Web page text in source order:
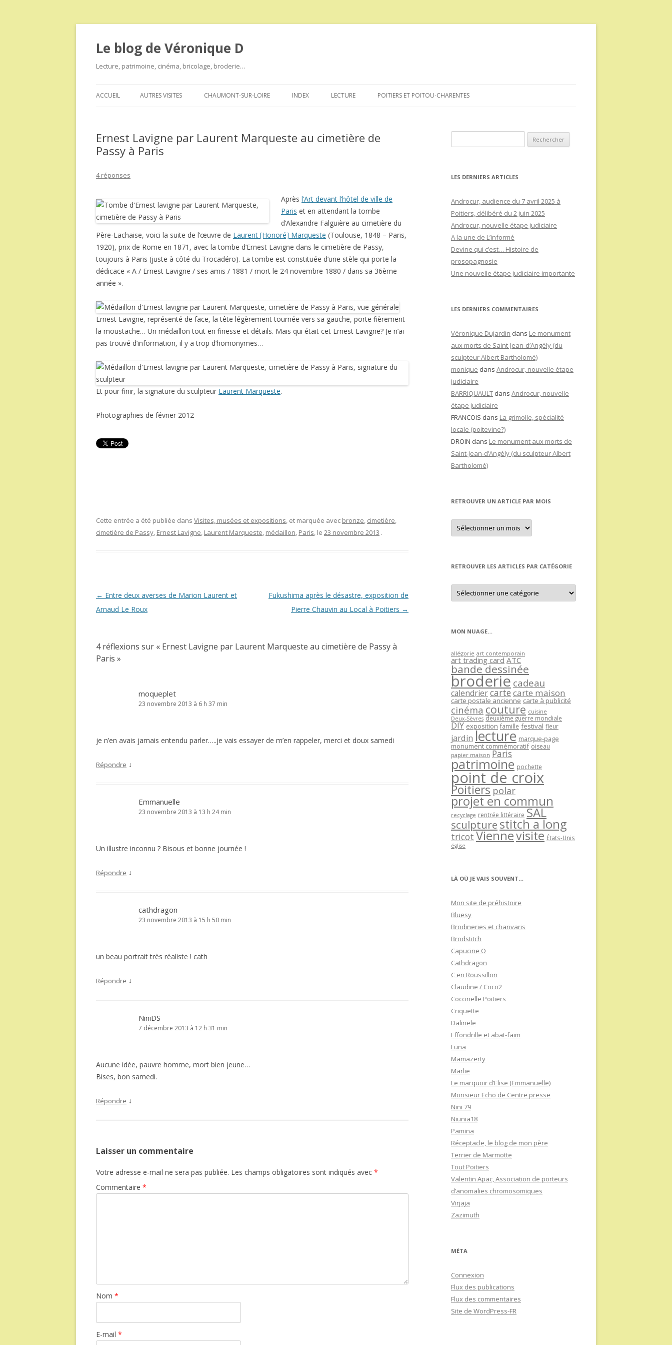
Le blog de Véronique D
Lecture, patrimoine, cinéma, bricolage, broderie…
au
ACCUEIL AUTRES VISITES CHAUMONT-SUR-LOIRE INDEX LECTURE POITIERS ET POITOU-CHARENTES
Ernest Lavigne par Laurent Marqueste au cimetière de
Passy à Paris
4 réponses
Après l’Art devant l’hôtel de ville de
Paris et en attendant la tombe
d’Alexandre Falguière au cimetière du
Père-Lachaise, voici la suite de l’œuvre de Laurent [Honoré] Marqueste (Toulouse, 1848 – Paris,
1920), prix de Rome en 1871, avec la tombe d’Ernest Lavigne dans le cimetière de Passy,
toujours à Paris (juste à côté du Trocadéro). La tombe est constituée d’une stèle qui porte la
dédicace « A / Ernest Lavigne / ses amis / 1881 / mort le 24 novembre 1880 / dans sa 36ème
année ».
Ernest Lavigne, représenté de face, la tête légèrement tournée vers sa gauche, porte fièrement
la moustache… Un médaillon tout en finesse et détails. Mais qui était cet Ernest Lavigne? Je n’ai
pas trouvé d’information, il y a trop d’homonymes…
Et pour finir, la signature du sculpteur Laurent Marqueste.
Photographies de février 2012
Cette entrée a été publiée dans Visites, musées et expositions, et marquée avec bronze, cimetière,
cimetière de Passy, Ernest Lavigne, Laurent Marqueste, médaillon, Paris, le 23 novembre 2013 .
Navigation
des
← Entre deux averses de Marion Laurent et
Arnaud Le Roux
Fukushima après le désastre, exposition de
Pierre Chauvin au Local à Poitiers →
4 réflexions sur « Ernest Lavigne par Laurent Marqueste au cimetière de Passy à
Paris »
moqueplet
23 novembre 2013 à 6 h 37 min
je n’en avais jamais entendu parler…..je vais essayer de m’en rappeler, merci et doux samedi
Répondre ↓
Emmanuelle
23 novembre 2013 à 13 h 24 min
Un illustre inconnu ? Bisous et bonne journée !
Répondre ↓
cathdragon
23 novembre 2013 à 15 h 50 min
un beau portrait très réaliste ! cath
Répondre ↓
NiniDS
7 décembre 2013 à 12 h 31 min
Aucune idée, pauvre homme, mort bien jeune…
Bises, bon samedi.
Répondre ↓
Laisser un commentaire
Votre adresse e-mail ne sera pas publiée. Les champs obligatoires sont indiqués avec *
Commentaire *
Nom *
E-mail *
LES DERNIERS ARTICLES
Androcur, audience du 7 avril 2025 à
Poitiers, délibéré du 2 juin 2025
Androcur, nouvelle étape judiciaire
A la une de L’informé
Devine qui c’est… Histoire de
prosopagnosie
Une nouvelle étape judiciaire importante
LES DERNIERS COMMENTAIRES
Véronique Dujardin dans Le monument
aux morts de Saint-Jean-d’Angély (du
sculpteur Albert Bartholomé)
monique dans Androcur, nouvelle étape
judiciaire
BARRIQUAULT dans Androcur, nouvelle
étape judiciaire
FRANCOIS dans La grimolle, spécialité
locale (poitevine?)
DROIN dans Le monument aux morts de
Saint-Jean-d’Angély (du sculpteur Albert
Bartholomé)
RETROUVER UN ARTICLE PAR MOIS
Retrouver
un
article
RETROUVER LES ARTICLES PAR CATÉGORIE
Retrouver
les
articles
MON NUAGE…
allégorie art contemporain
art trading card ATC
bande dessinée
broderie cadeau
calendriercartecarte maison
carte postale ancienne carte à publicité
cinéma couture cuisine
Deux-Sèvres deuxième guerre mondiale
DIY exposition famille festival fleur
jardin lecture marque-page
monument commémoratif oiseau
papier maison Paris
patrimoine pochette
point de croix
Poitiers polar
projet en commun
recyclage rentrée littéraire SAL
sculpture stitch a long
tricot Viennevisite États-Unis
église
LÀ OÙ JE VAIS SOUVENT…
Mon site de préhistoire
Bluesy
Brodineries et charivaris
Brodstitch
Capucine O
Cathdragon
C en Roussillon
Claudine / Coco2
Coccinelle Poitiers
Criquette
Dalinele
Effondrille et abat-faim
Luna
Mamazerty
Marlie
Le marquoir d’Elise (Emmanuelle)
Monsieur Echo de Centre presse
Nini 79
Niunia18
Pamina
Réceptacle, le blog de mon père
Terrier de Marmotte
Tout Poitiers
Valentin Apac, Association de porteurs
d’anomalies chromosomiques
Virjaja
Zazimuth
MÉTA
Connexion
Flux des publications
Flux des commentaires
Site de WordPress-FR